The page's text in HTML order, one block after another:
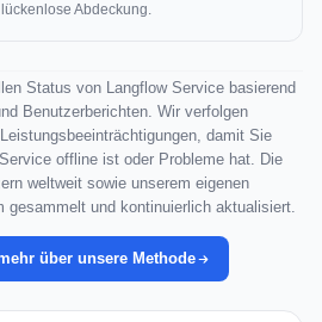
Abdeckung.
Status von Langflow Service basierend
Benutzerberichten. Wir verfolgen
damit Sie
offline ist oder Probleme hat. Die
weltweit sowie unserem eigenen
gesammelt und kontinuierlich aktualisiert.
über unsere Methode